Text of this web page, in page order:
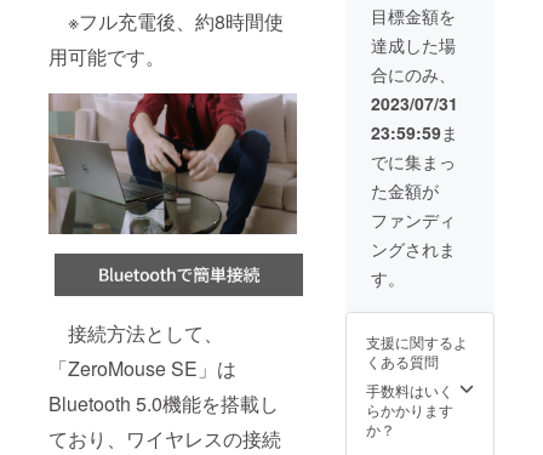
※フル充電後、約8時間使
用可能です。
接続方法として、
「ZeroMouse SE」は
Bluetooth 5.0機能を搭載し
ており、ワイヤレスの接続
黒色）
×3 USB
Type-C
to USB-
A充電
ケーブ
ル×3 日
本語取
扱説明
書×3
目標金額を
達成した場
合にのみ、
2023/07/31
23:59:59ま
でに集まっ
た金額が
ファンディ
ングされま
す。
支援に関するよ
くある質問
手数料はいく
らかかります
か？